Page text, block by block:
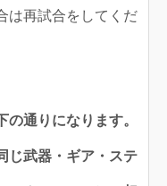
は再試合をしてくだ
通りになります。
じ武器・ギア・ステ